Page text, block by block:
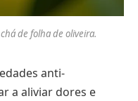
de folha de oliveira.
anti-
a aliviar dores e